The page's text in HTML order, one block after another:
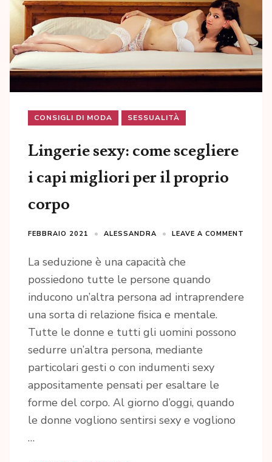
CONSIGLI DI MODA SESSUALITÀ
Lingerie sexy: come scegliere
i capi migliori per il proprio
corpo
FEBBRAIO 2021 ALESSANDRA LEAVE A COMMENT
La seduzione è una capacità che
possiedono tutte le persone quando
inducono un’altra persona ad intraprendere
una sorta di relazione fisica e mentale.
Tutte le donne e tutti gli uomini possono
sedurre un’altra persona, mediante
particolari gesti o con indumenti sexy
appositamente pensati per esaltare le
forme del corpo. Al giorno d’oggi, quando
le donne vogliono sentirsi sexy e vogliono
…